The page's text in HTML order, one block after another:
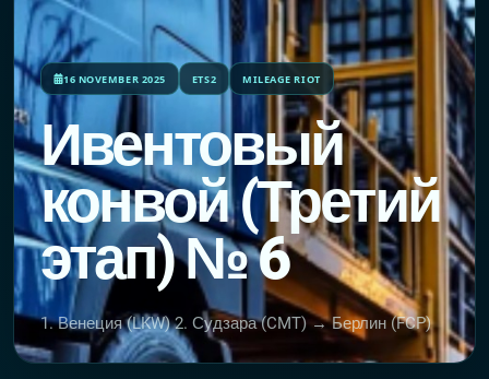
16 NOVEMBER 2025 ETS2 MILEAGE RIOT
Ивентовый
конвой (Третий
этап) № 6
1. Венеция (LKW) 2. Судзара (CMT) → Берлин (FCP)